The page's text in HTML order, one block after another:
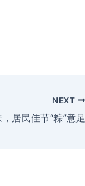
NEXT
居民佳节“粽”意足